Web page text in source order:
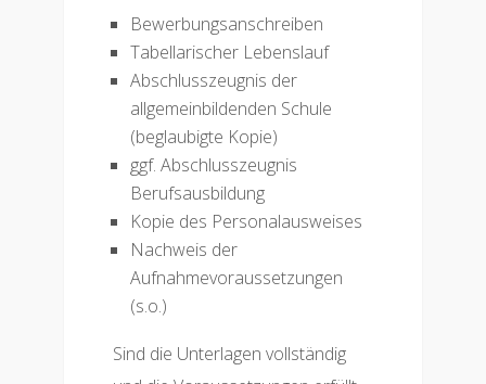
Bewerbungsanschreiben
Tabellarischer Lebenslauf
Abschlusszeugnis der
allgemeinbildenden Schule
(beglaubigte Kopie)
ggf. Abschlusszeugnis
Berufsausbildung
Kopie des Personalausweises
Nachweis der
Aufnahmevoraussetzungen
(s.o.)
Sind die Unterlagen vollständig